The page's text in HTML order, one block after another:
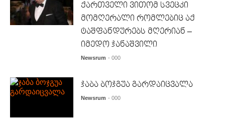
ქართველი ვითომ სვეცკი
მომღერალი რომლებიც აქ
ტაშფანდურებს მღერიან –
იმედო ჯანაშვილი
Newsrum - 000
ჯაბა ბოჯგუა გარდაიცვალა
Newsrum - 000